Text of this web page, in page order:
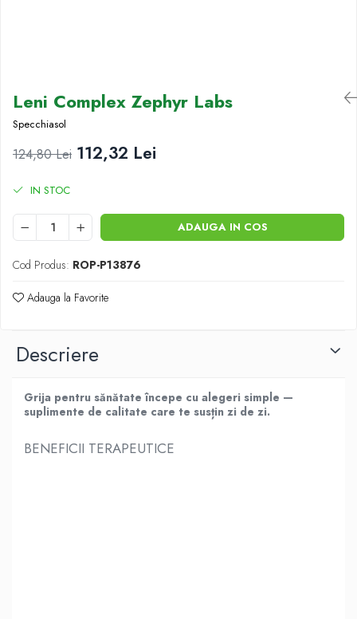
Leni Complex Zephyr Labs
Specchiasol
124,80 Lei 112,32 Lei
IN STOC
ADAUGA IN COS
Cod Produs: ROP-P13876
Adauga la Favorite
Descriere
Grija pentru sănătate începe cu alegeri simple —
suplimente de calitate care te susțin zi de zi.
BENEFICII TERAPEUTICE